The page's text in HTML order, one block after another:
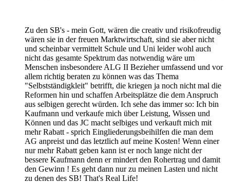
Zu den SB's - mein Gott, wären die creativ und risikofreudig
wären sie in der freuen Marktwirtschaft, sind sie aber nicht
und scheinbar vermittelt Schule und Uni leider wohl auch
nicht das gesamte Spektrum das notwendig wäre um
Menschen insbesondere ALG II Bezieher umfassend und vor
allem richtig beraten zu können was das Thema
"Selbstständigkleit" betrifft, die kriegen ja noch nicht mal die
Reformen hin und schaffen Arbeitsplätze die dem Anspruch
aus selbigen gerecht würden. Ich sehe das immer so: Ich bin
Kaufmann und verkaufe mich über Leistung, Wissen und
Können und das JC macht selbiges und verkauft mich mit
mehr Rabatt - sprich Eingliederungsbeihilfen die man dem
AG anpreist und das letztlich auf meine Kosten! Wenn einer
nur mehr Rabatt geben kann ist er noch lange nicht der
bessere Kaufmann denn er mindert den Rohertrag und damit
den Gewinn ! Es geht dann nur zu meinen Lasten und nicht
zu denen des SB! That's Real Life!